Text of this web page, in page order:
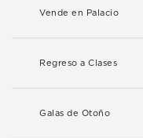
Vende en Palacio
Regreso a Clases
Galas de Otoño